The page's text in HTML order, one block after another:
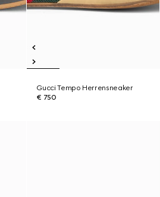
Gucci Tempo Herrensneaker
€ 750